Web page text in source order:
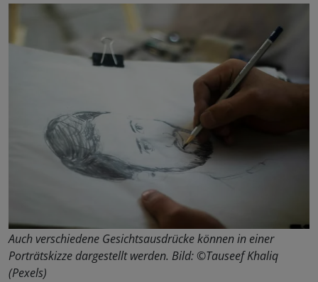
Auch verschiedene Gesichtsausdrücke können in einer
Porträtskizze dargestellt werden. Bild: ©Tauseef Khaliq
(Pexels)